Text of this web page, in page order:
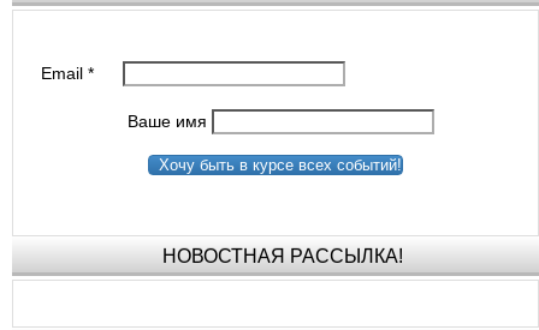
Email*
Ваше имя
Хочу быть в курсе всех событий!
НОВОСТНАЯ РАССЫЛКА!